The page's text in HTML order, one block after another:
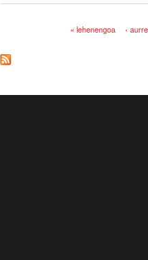
« lehenengoa ‹